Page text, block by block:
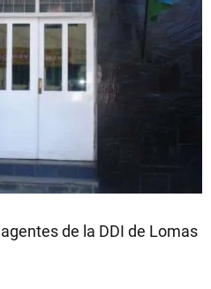
de la DDI de Lomas